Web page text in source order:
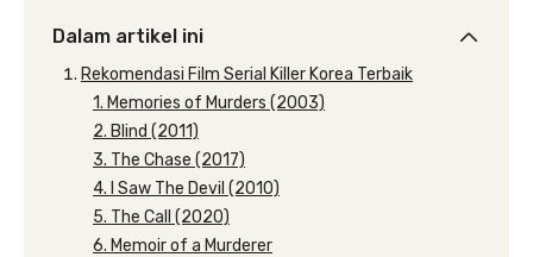
Dalam artikel ini
Rekomendasi Film Serial Killer Korea Terbaik
1. Memories of Murders (2003)
2. Blind (2011)
3. The Chase (2017)
4. I Saw The Devil (2010)
5. The Call (2020)
6. Memoir of a Murderer